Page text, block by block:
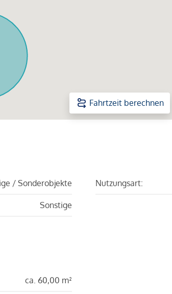
Fahrtzeit berechnen
/ Sonderobjekte
Sonstige
Nutzungsart:
ca. 60,00 m²